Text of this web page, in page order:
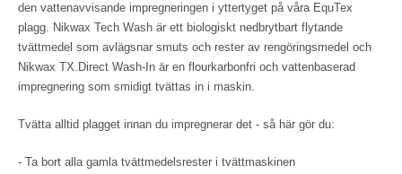
den vattenavvisande impregneringen i yttertyget på våra EquTex
plagg. Nikwax Tech Wash är ett biologiskt nedbrytbart flytande
tvättmedel som avlägsnar smuts och rester av rengöringsmedel och
Nikwax TX.Direct Wash-In är en flourkarbonfri och vattenbaserad
impregnering som smidigt tvättas in i maskin.
Tvätta alltid plagget innan du impregnerar det - så här gör du:
- Ta bort alla gamla tvättmedelsrester i tvättmaskinen